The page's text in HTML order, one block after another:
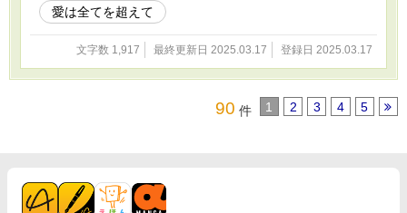
愛は全てを超えて
文字数 1,917 最終更新日 2025.03.17 登録日 2025.03.17
90 件 1 2 3 4 5